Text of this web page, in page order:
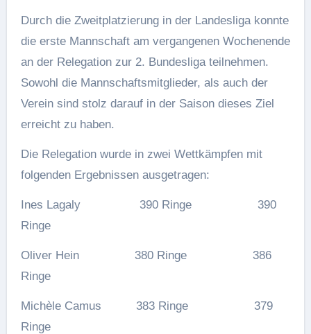
Durch die Zweitplatzierung in der Landesliga konnte
die erste Mannschaft am vergangenen Wochenende
an der Relegation zur 2. Bundesliga teilnehmen.
Sowohl die Mannschaftsmitglieder, als auch der
Verein sind stolz darauf in der Saison dieses Ziel
erreicht zu haben.
Die Relegation wurde in zwei Wettkämpfen mit
folgenden Ergebnissen ausgetragen:
Ines Lagaly 390 Ringe 390
Ringe
Oliver Hein 380 Ringe 386
Ringe
Michèle Camus 383 Ringe 379
Ringe